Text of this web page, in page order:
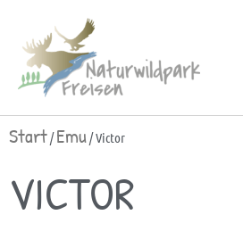
Start/Emu/ Victor
VICTOR